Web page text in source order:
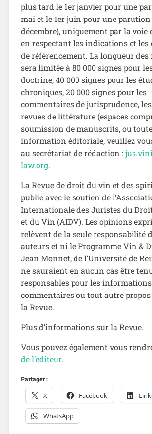
plus tard le 1er janvier pour une
mai et le 1er juin pour une parution
décembre), uniquement par la voie
en respectant les indications et les
de référencement. La longueur
sera limitée à 80 000 signes pour
doctrine, 40 000 signes pour les
chroniques, 20 000 signes pour les
commentaires de jurisprudence,
revues de littérature (espaces
soumission de manuscrits, ou
information éditoriale, veuillez
au secrétariat de rédaction :
law.org.
La Revue de droit du vin et des
publie avec le soutien de
Internationale des Juristes du
et du Vin (AIDV). Les opinions
relèvent de la seule responsabilité
auteurs et ni le Programme Vin &
Jean Monnet, de l’Université de
ne sauraient en aucun cas être
responsables pour les
commentaires ou tout autre
la Revue.
Plus d’informations sur la Revue.
Vous pouvez également vous
de l’éditeur.
Partager :
X Facebook
WhatsApp